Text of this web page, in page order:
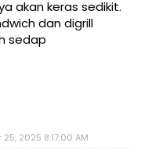
akan keras sedikit.
dan digrill
sedap
2025 8:17:00 AM